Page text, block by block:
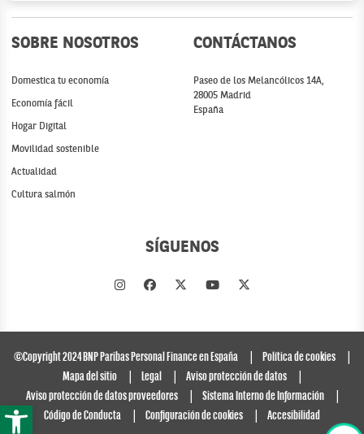
Abrir barra de herramientas
SOBRE NOSOTROS
Domestica tu economía
Economía fácil
Hogar Digital
Movilidad sostenible
Actualidad
Cultura salmón
CONTÁCTANOS
Paseo de los Melancólicos 14A,
28005 Madrid
España
SÍGUENOS
©Copyright 2024 BNP Paribas Personal Finance en España
Política de cookies
Mapa del sitio
Legal
Aviso protección de datos
Aviso protección de datos proveedores
Sistema Interno de Información
Código de Conducta
Configuración de cookies Accesibilidad